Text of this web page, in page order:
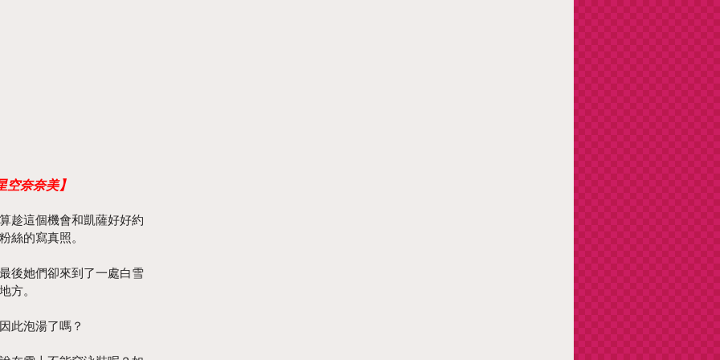
空奈奈美】
趁這個機會和凱薩好好約
絲的寫真照。
後她們卻來到了一處白雪
方。
此泡湯了嗎？